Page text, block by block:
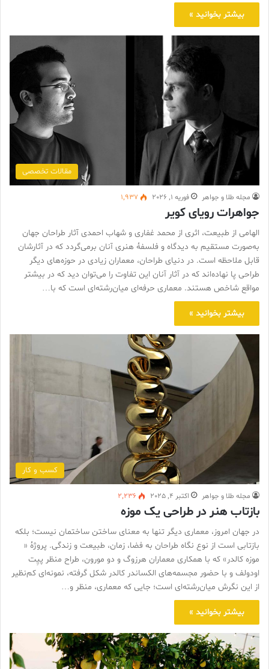
بیشتر بخوانید »
مقالات تخصصی
مجله طلا و جواهر فوریه 1, 2026 1,937
جواهرات رویای کویر
الهامی از طبیعت، اثری از محمد غفاری و شهاب احمدی آثار طراحان جهان
به‌صورت مستقیم به دیدگاه و فلسفهٔ هنری آنان برمی‌گردد که در آثارشان
قابل ملاحظه است. در دنیای طراحان، معماران زیادی در حوزه‌های دیگر
طراحی پا نهاده‌اند که در آثار آنان این تفاوت را می‌توان دید که در بیشتر
مواقع شاخص هستند. معماری حرفه‌ای میان‌رشته‌ای است که با…
بیشتر بخوانید »
کسب و کار
مجله طلا و جواهر اکتبر 4, 2025 2,236
بازتاب هنر در طراحی یک موزه
در جهان امروز، معماری دیگر تنها به معنای ساختن ساختمان نیست؛ بلکه
بازتابی است از نوع نگاه طراحان به فضا، زمان، طبیعت و زندگی. پروژهٔ «
موزه کالدر» که با همکاری معماران هرزوگ و دو مورون، طراح منظر پیِت
اودولف و با حضور مجسمه‌های الکساندر کالدر شکل گرفته، نمونه‌ای کم‌نظیر
از این نگرش میان‌رشته‌ای است؛ جایی که معماری، منظر و…
بیشتر بخوانید »